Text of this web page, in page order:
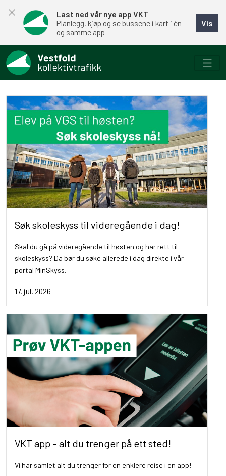
Last ned vår nye app VKT
Planlegg, kjøp og se bussene i kart i én
og samme app
Vis
Søk skoleskyss til videregående i dag!
Skal du gå på videregående til høsten og har rett til
skoleskyss? Da bør du søke allerede i dag direkte i vår
portal MinSkyss.
17. jul. 2026
VKT app – alt du trenger på ett sted!
Vi har samlet alt du trenger for en enklere reise i en app!